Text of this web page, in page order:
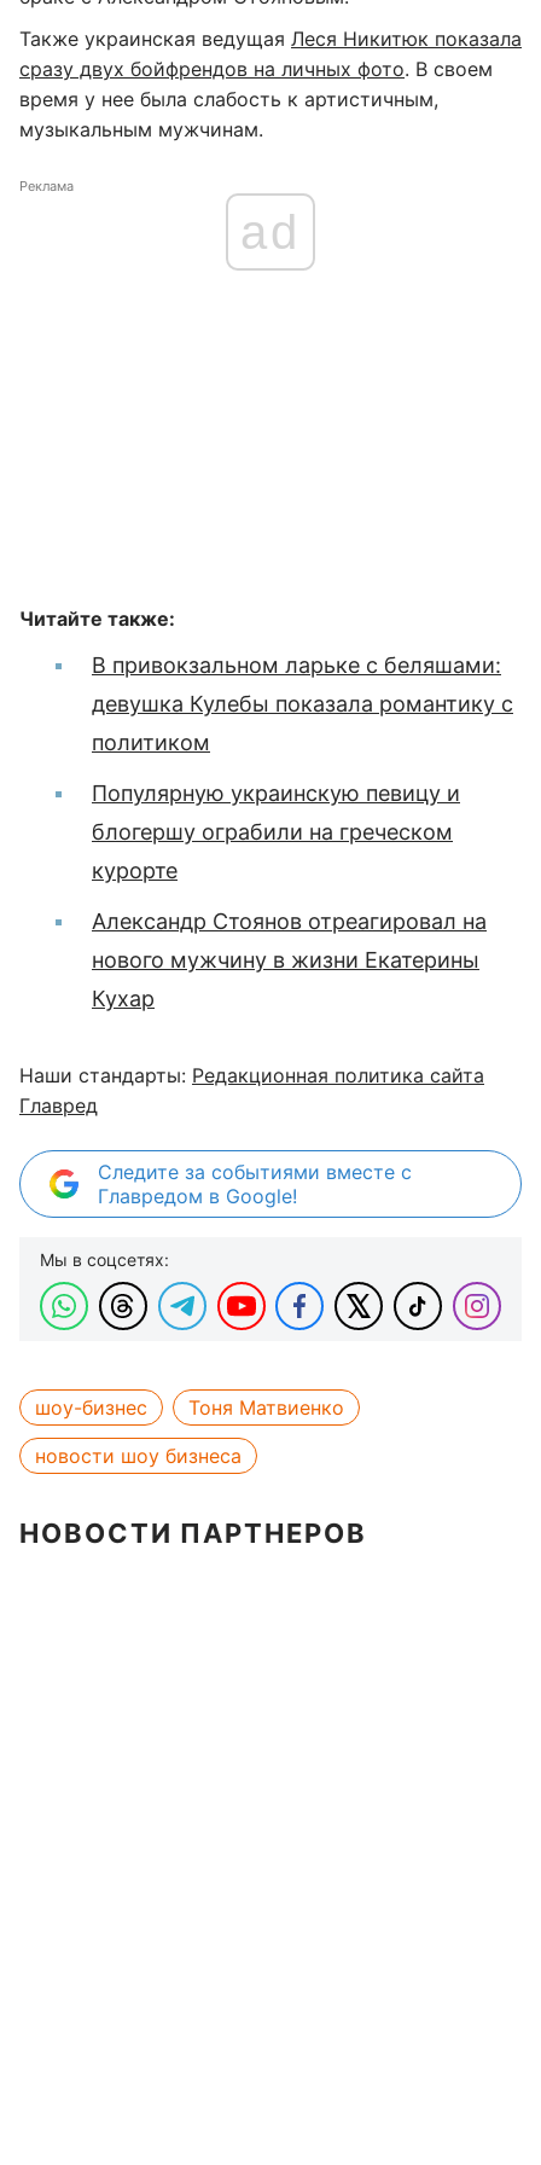
Также украинская ведущая Леся Никитюк показала
сразу двух бойфрендов на личных фото. В своем
время у нее была слабость к артистичным,
музыкальным мужчинам.
Реклама
ad
Читайте также:
В привокзальном ларьке с беляшами:
девушка Кулебы показала романтику с
политиком
Популярную украинскую певицу и
блогершу ограбили на греческом
курорте
Александр Стоянов отреагировал на
нового мужчину в жизни Екатерины
Кухар
Наши стандарты: Редакционная политика сайта
Главред
Следите за событиями вместе с
Главредом в Google!
Мы в соцсетях:
шоу-бизнес
Тоня Матвиенко
новости шоу бизнеса
НОВОСТИ ПАРТНЕРОВ